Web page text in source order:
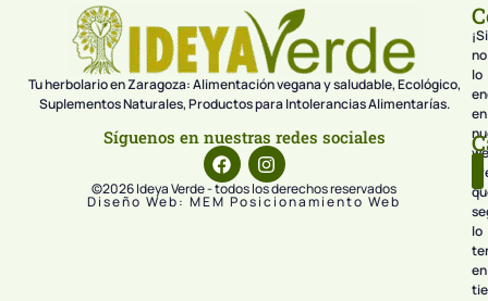
Tu herbolario en Zaragoza: Alimentación vegana y saludable, Ecológico,
Suplementos Naturales, Productos para Intolerancias Alimentarías.
Síguenos en nuestras redes sociales
©2026 Ideya Verde - todos los derechos reservados
Diseño Web: MEM Posicionamiento Web
¡Si
no
lo
en
lo
en